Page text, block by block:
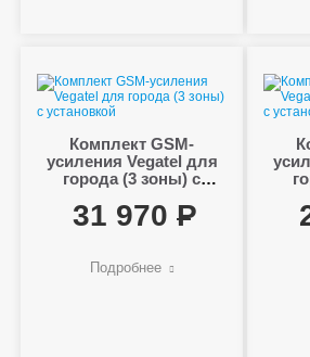
Комплект GSM-
усиления Vegatel для
города (3 зоны) с
31 970
Подробнее